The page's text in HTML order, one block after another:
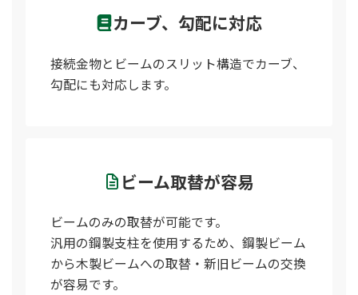
カーブ、勾配に対応
接続金物とビームのスリット構造でカーブ、
勾配にも対応します。
ビーム取替が容易
ビームのみの取替が可能です。
汎用の鋼製支柱を使用するため、鋼製ビーム
から木製ビームへの取替・新旧ビームの交換
が容易です。